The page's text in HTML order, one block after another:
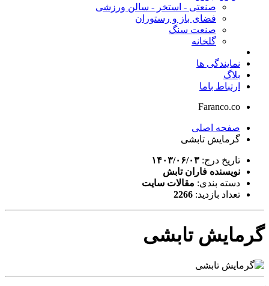
صنعتی - استخر - سالن ورزشی
فضای باز و رستوران
صنعت سنگ
گلخانه
نمایندگی ها
بلاگ
ارتباط باما
Faranco.co
صفحه اصلی
گرمایش تابشی
تاریخ درج: ۱۴۰۳/۰۶/۰۳
نویسنده فاران تابش
دسته بندی: مقالات سایت
تعداد بازدید:
گرمایش تابشی